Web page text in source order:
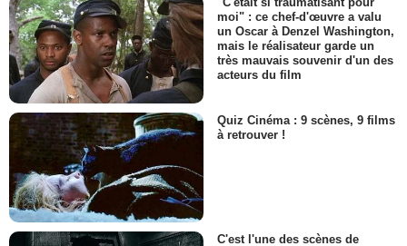
moi" : ce chef-d'œuvre a valu
un Oscar à Denzel Washington,
mais le réalisateur garde un
très mauvais souvenir d'un des
acteurs du film
Quiz Cinéma : 9 scènes, 9 films
à retrouver !
C'est l'une des scènes de